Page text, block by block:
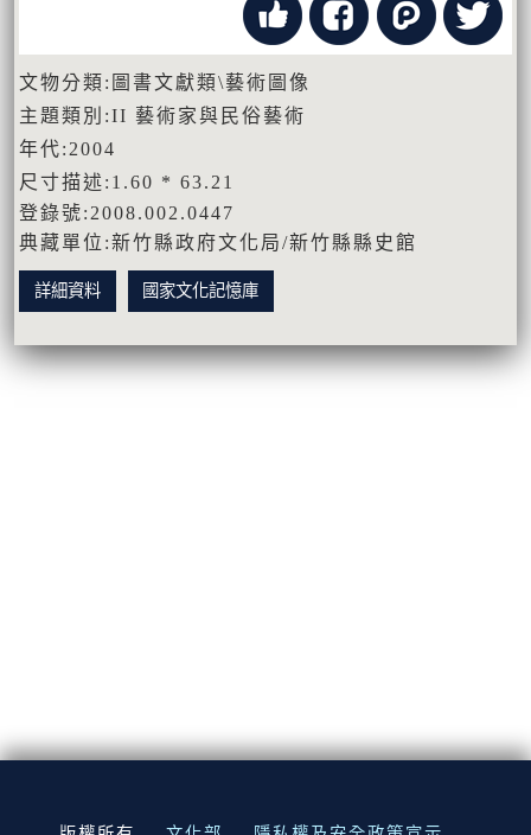
文物分類:圖書文獻類\藝術圖像
主題類別:II 藝術家與民俗藝術
年代:2004
尺寸描述:1.60 * 63.21
登錄號:2008.002.0447
典藏單位:新竹縣政府文化局/新竹縣縣史館
詳細資料 國家文化記憶庫